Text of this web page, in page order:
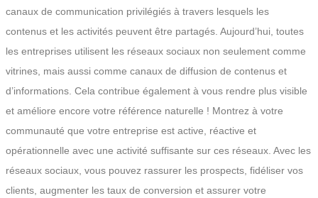
canaux de communication privilégiés à travers lesquels les
contenus et les activités peuvent être partagés. Aujourd’hui, toutes
les entreprises utilisent les réseaux sociaux non seulement comme
vitrines, mais aussi comme canaux de diffusion de contenus et
d’informations. Cela contribue également à vous rendre plus visible
et améliore encore votre référence naturelle ! Montrez à votre
communauté que votre entreprise est active, réactive et
opérationnelle avec une activité suffisante sur ces réseaux. Avec les
réseaux sociaux, vous pouvez rassurer les prospects, fidéliser vos
clients, augmenter les taux de conversion et assurer votre